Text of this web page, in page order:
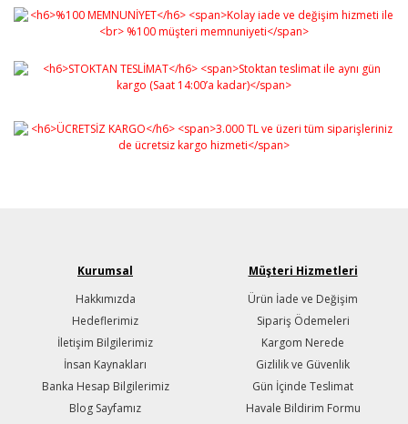
Kurumsal
Hakkımızda
Hedeflerimiz
İletişim Bilgilerimiz
İnsan Kaynakları
Banka Hesap Bilgilerimiz
Blog Sayfamız
Müşteri Hizmetleri
Ürün İade ve Değişim
Sipariş Ödemeleri
Kargom Nerede
Gizlilik ve Güvenlik
Gün İçinde Teslimat
Havale Bildirim Formu